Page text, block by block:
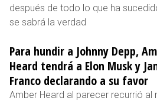
después de todo lo que ha
se sabrá la verdad
Para hundir a Johnny Depp,
Heard tendrá a Elon Musk y
Franco declarando a su favor
Amber Heard al parecer recurrió al